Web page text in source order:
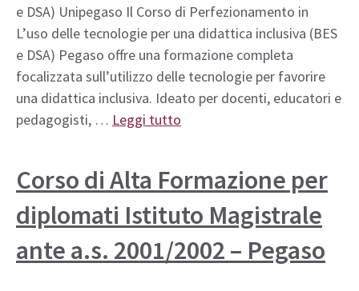
e DSA) Unipegaso Il Corso di Perfezionamento in
L’uso delle tecnologie per una didattica inclusiva (BES
e DSA) Pegaso offre una formazione completa
focalizzata sull’utilizzo delle tecnologie per favorire
una didattica inclusiva. Ideato per docenti, educatori e
pedagogisti, … Leggi tutto
Corso di Alta Formazione per
diplomati Istituto Magistrale
ante a.s. 2001/2002 – Pegaso